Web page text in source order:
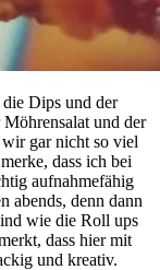
Dips und der
und der
gar nicht so viel
dass ich bei
aufnahmefähig
abends, denn dann
wie die Roll ups
dass hier mit
und kreativ.